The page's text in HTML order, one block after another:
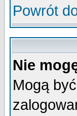
Powrót
Nie
Mogą